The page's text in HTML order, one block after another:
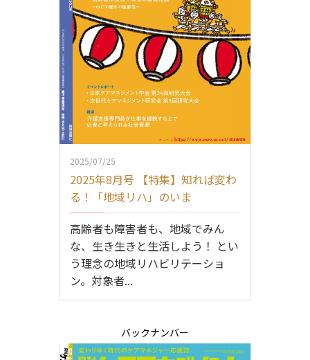
2025/07/25
2025年8月号 【特集】知れば変わ
る！「地域リハ」のいま
高齢者も障害者も、地域でみん
な、生き生きと生活しよう！ とい
う理念の地域リハビリテーショ
ン。対象者...
バックナンバー